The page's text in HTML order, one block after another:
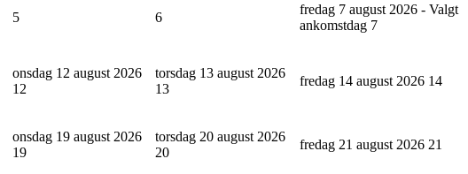
5 6
fredag 7 august 2026 - Valgt
ankomstdag 7
onsdag 12 august 2026
12
torsdag 13 august 2026
13
fredag 14 august 2026 14
onsdag 19 august 2026
19
torsdag 20 august 2026
20
fredag 21 august 2026 21